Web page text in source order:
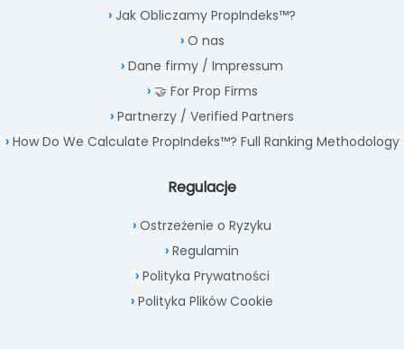
Jak Obliczamy PropIndeks™?
O nas
Dane firmy / Impressum
🤝 For Prop Firms
Partnerzy / Verified Partners
How Do We Calculate PropIndeks™? Full Ranking Methodology
Regulacje
Ostrzeżenie o Ryzyku
Regulamin
Polityka Prywatności
Polityka Plików Cookie